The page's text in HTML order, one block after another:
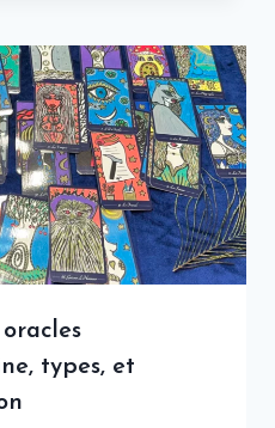
oracles
types, et